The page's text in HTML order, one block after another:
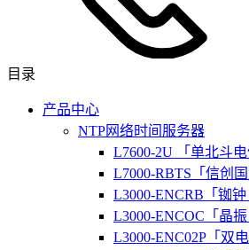
目录
产品中心
NTP网络时间服务器
L7600-2U 「单北斗
L7000-RBTS「信创国
L3000-ENCRB「铷钟
L3000-ENCOC「晶振
L3000-ENC02P「双电